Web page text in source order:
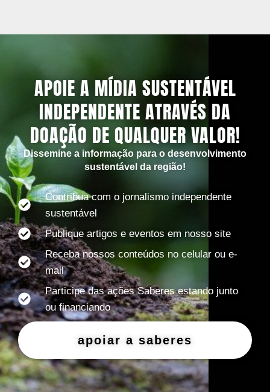
APOIE A MÍDIA SUSTENTÁVEL
INDEPENDENTE ATRAVÉS DA
DOAÇÃO DE QUALQUER VALOR!
Dissemine a informação para o desenvolvimento
sustentável da região!
Contribua com o jornalismo independente
sustentável
Publique artigos e eventos em nosso site
Receba nossos conteúdos no celular ou e-
mail
Participe das ações Saberes estando junto
ou financiando
apoiar a saberes